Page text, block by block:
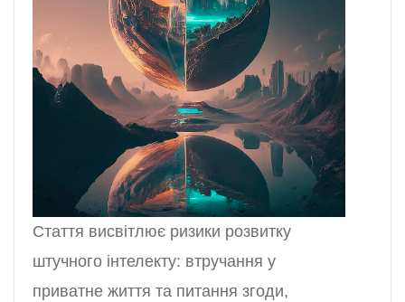
Стаття висвітлює ризики розвитку
штучного інтелекту: втручання у
приватне життя та питання згоди,